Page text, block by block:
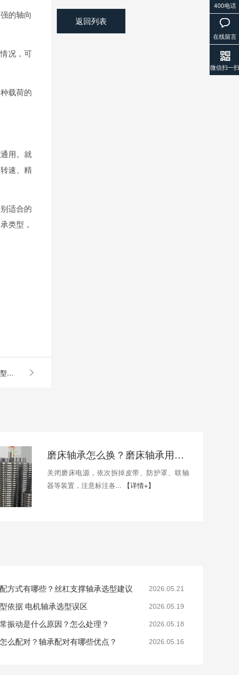
的轴向
况，可
载荷的
用。就
速、精
适合的
类型，
密封角接触球轴承怎么选择？常见类型有哪些？
返回列表
磨床轴承怎么换？磨床轴承用哪家的比较好？
关闭磨床电源，依次拆掉皮带、防护罩、联轴
器等装置，注意标注各...
【详情+】
方式有哪些？丝杠支撑轴承选型建议 2026.05.21
依据 电机轴承选型误区 2026.05.19
振动是什么原因？怎么处理？ 2026.05.18
么配对？轴承配对有哪些优点？ 2026.05.16
400电话
在线留言
微信扫一扫